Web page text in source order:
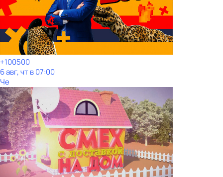
+100500
6 авг, чт в 07:00
Че